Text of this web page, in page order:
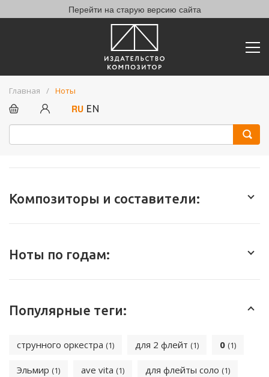
Перейти на старую версию сайта
Главная Ноты
RU EN
Композиторы и составители:
Ноты по годам:
Популярные теги:
струнного оркестра (1) для 2 флейт (1) 0 (1)
Эльмир (1) ave vita (1) для флейты соло (1)